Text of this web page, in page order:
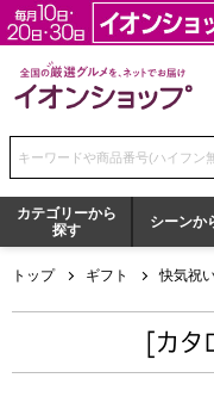
全国の厳選グルメを、
検索キーワードまたは商品番
カテゴリーから
探す
シーンか
トップ ギフト 快気祝
[カ